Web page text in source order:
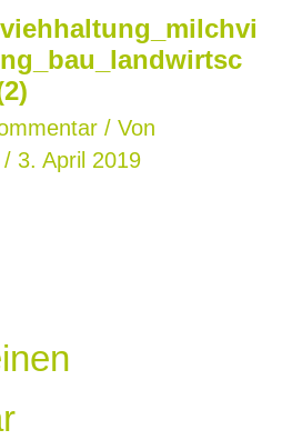
/ Von
/ 3. April 2019